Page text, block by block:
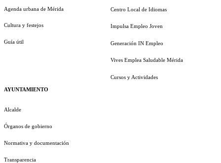
Agenda urbana de Mérida
Cultura y festejos
Guía útil
AYUNTAMIENTO
Alcalde
Órganos de gobierno
Normativa y documentación
Transparencia
Centro Local de Idiomas
Impulsa Empleo Joven
Generación IN Empleo
Vives Emplea Saludable Mérida
Cursos y Actividades